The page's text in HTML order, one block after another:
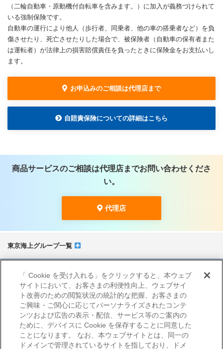
（二輪自動車・原動機付自転車を含みます。）に加入が義務づけられて
いる強制保険です。
自動車の運行により他人（歩行者、同乗者、他の車の搭乗者など）を負
傷させたり、死亡させたりした場合で、被保険者（自動車の保有者また
は運転者）が法律上の損害賠償責任を負ったときに保険金をお支払いし
ます。
お申込みのご相談は代理店まで
自賠責保険についての詳細はこちら
商品サービスのご相談は代理店までお問い合わせくださ
い。
代理店
東京海上グループ一覧
サイトマップ
当サイトのご利用にあたって
勧誘方針
プライバシーポリシー（個人情報のお取扱いについて）
「 Cookie を受け入れる」をクリックすると、本ウェブ
サイトにおいて、お客さまの利便性向上、ウェブサイ
ト改善のための閲覧状況の統計的な把握、お客さまの
ご興味・ご関心に応じてパーソナライズされたコンテ
ンツおよび広告の表示・配信、サービス等のご案内の
ために、デバイスに Cookie を保存することに同意した
ことになります。 なお、本ウェブサイトとは、同一の
ドメインで管理されているサイトを指しており、ドメ